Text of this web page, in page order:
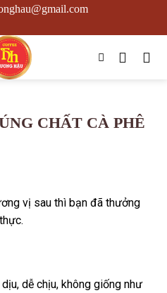
CHẤT CÀ PHÊ
vị sau thì bạn đã thưởng
dễ chịu, không giống như